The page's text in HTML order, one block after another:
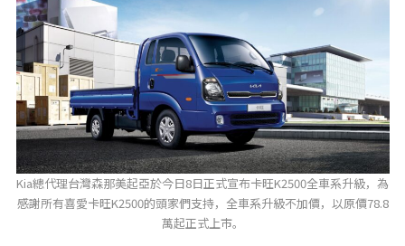
Kia總代理台灣森那美起亞於今日8日正式宣布卡旺K2500全車系升級，為
感謝所有喜愛卡旺K2500的頭家們支持，全車系升級不加價，以原價78.8
萬起正式上市。